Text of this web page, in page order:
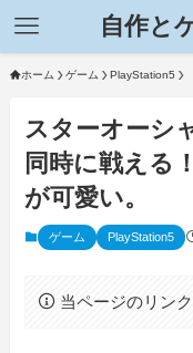
自作と
ホーム ゲーム PlayStation5
スターオーシ
同時に戦える
が可愛い。
ゲーム PlayStation5
当ページのリン